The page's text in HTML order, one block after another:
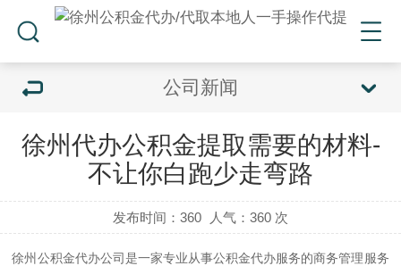
公司新闻
徐州代办公积金提取需要的材料-
不让你白跑少走弯路
发布时间：360 人气： 360 次
徐州公积金代办公司是一家专业从事公积金代办服务的商务管理服务